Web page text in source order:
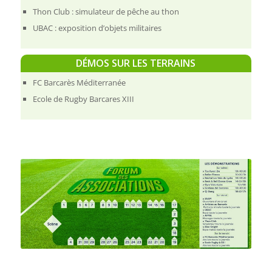
Thon Club : simulateur de pêche au thon
UBAC : exposition d’objets militaires
DÉMOS SUR LES TERRAINS
FC Barcarès Méditerranée
Ecole de Rugby Barcares XIII
AFFICHER LE PLAN DU FORUM